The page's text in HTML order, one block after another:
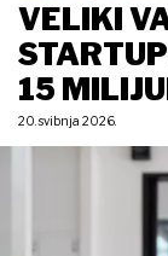
VELIKI
15
20. svibnja 2026.